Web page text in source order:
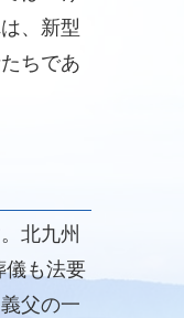
、新型
ちであ
北九州
儀も法要
父の一